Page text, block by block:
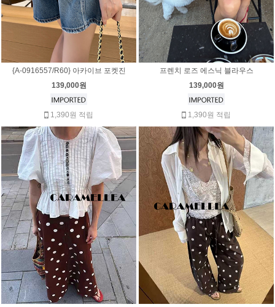
{A-0916557/R60} 아카이브 포켓진
139,000원
1,390원 적립
프렌치 로즈 에스닉 블라우스
139,000원
1,390원 적립